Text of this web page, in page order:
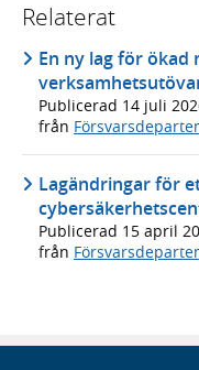
Relaterat
En ny lag för
Publicerad 14 juli
från
Lagändringar för
Publicerad 15 april
från